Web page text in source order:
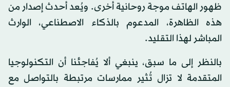
ظهور الهاتف موجة روحانية أخرى. ويُعد أحدث إصدار من
هذه الظاهرة، المدعوم بالذكاء الاصطناعي، الوارث
المباشر لهذا التقليد.
بالنظر إلى ما سبق، ينبغي ألا يُفاجئنا أن التكنولوجيا
المتقدمة لا تزال تُثير ممارسات مرتبطة بالتواصل مع